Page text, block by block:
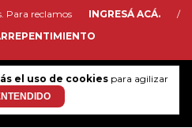
el uso de cookies para agilizar
Para reclamos INGRESÁ ACÁ.
/
Todos los derechos reservados.